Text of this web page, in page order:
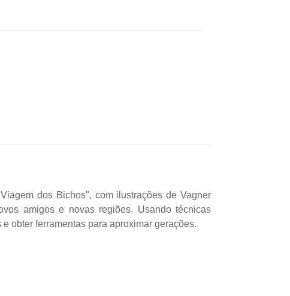
dos Bichos", com ilustrações de Vagner
amigos e novas regiões. Usando técnicas
obter ferramentas para aproximar gerações.